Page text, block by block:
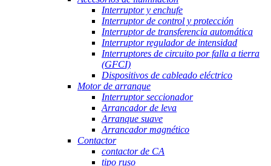
Interruptor y enchufe
Interruptor de control y protección
Interruptor de transferencia automática
Interruptor regulador de intensidad
Interruptores de circuito por falla a tierra
(GFCI)
Dispositivos de cableado eléctrico
Motor de arranque
Interruptor seccionador
Arrancador de leva
Arranque suave
Arrancador magnético
Contactor
contactor de CA
tipo ruso